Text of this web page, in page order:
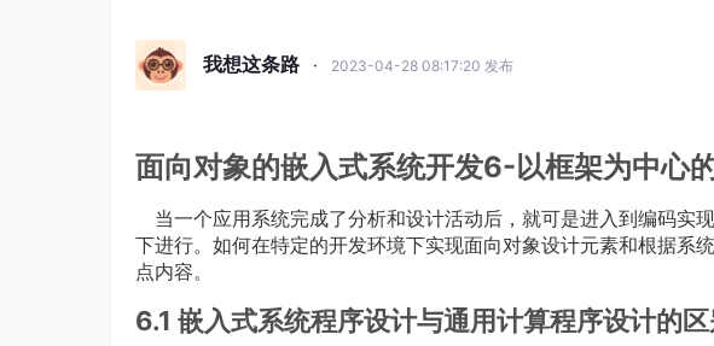
我想这条路 · 2023-04-28 08:17:20 发布
面向对象的嵌入式系统开发6-以框架为中心
当一个应用系统完成了分析和设计活动后，就可是进入到编码实
下进行。如何在特定的开发环境下实现面向对象设计元素和根据系
点内容。
6.1 嵌入式系统程序设计与通用计算程序设计的区